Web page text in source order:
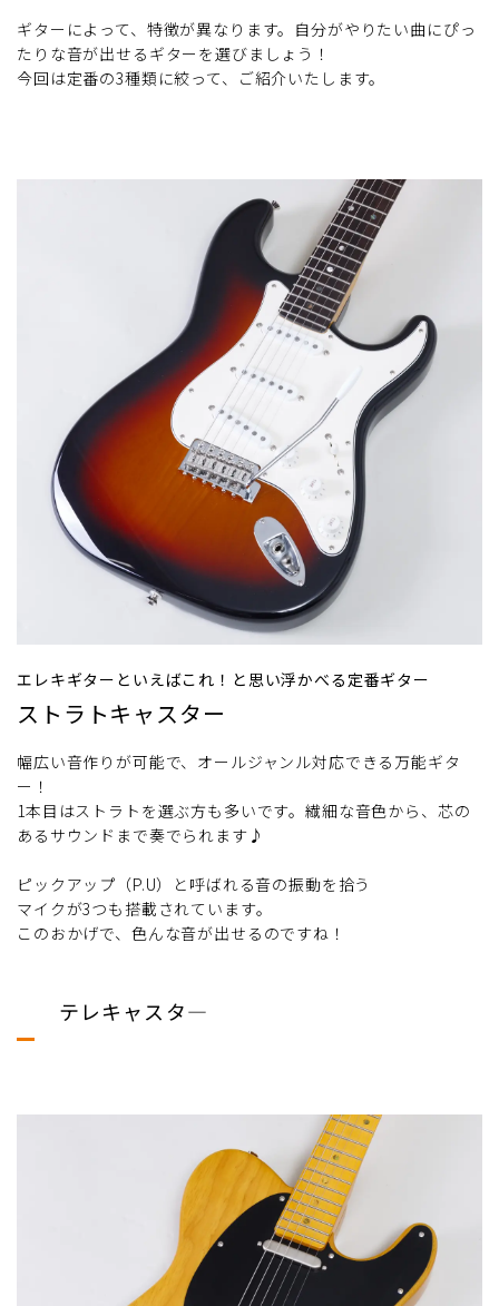
ギターによって、特徴が異なります。自分がやりたい曲にぴっ
たりな音が出せるギターを選びましょう！
今回は定番の3種類に絞って、ご紹介いたします。
エレキギターといえばこれ！と思い浮かべる定番ギター
ストラトキャスター
幅広い音作りが可能で、オールジャンル対応できる万能ギタ
ー！
1本目はストラトを選ぶ方も多いです。繊細な音色から、芯の
あるサウンドまで奏でられます♪
ピックアップ（P.U）と呼ばれる音の振動を拾う
マイクが3つも搭載されています。
このおかげで、色んな音が出せるのですね！
テレキャスタ―